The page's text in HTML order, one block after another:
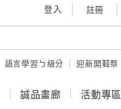
登入 註冊
語言學習ㄅ級分 迎新開鞋祭
誠品畫廊 活動專區